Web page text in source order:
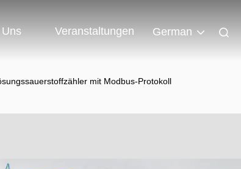
Veranstaltungen German
mit Modbus-Protokoll